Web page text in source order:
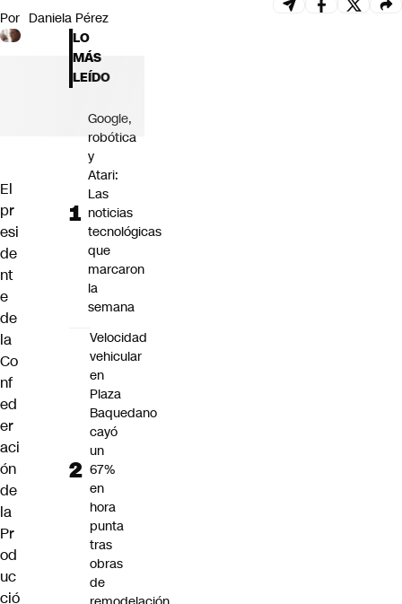
Por Daniela Pérez
El
pr
esi
de
nt
e
de
la
Co
nf
ed
er
aci
ón
de
la
Pr
od
uc
ció
LO
MÁS
LEÍDO
Google,
robótica
y
Atari:
Las
noticias
tecnológicas
que
marcaron
la
semana
Velocidad
vehicular
en
Plaza
Baquedano
cayó
un
67%
en
hora
punta
tras
obras
de